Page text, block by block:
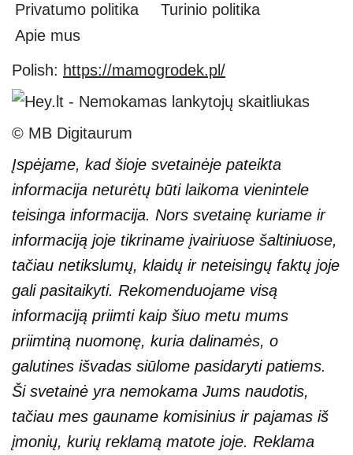
Privatumo politika
Turinio politika
Apie mus
Polish: https://mamogrodek.pl/
© MB Digitaurum
Įspėjame, kad šioje svetainėje pateikta
informacija neturėtų būti laikoma vienintele
teisinga informacija. Nors svetainę kuriame ir
informaciją joje tikriname įvairiuose šaltiniuose,
tačiau netikslumų, klaidų ir neteisingų faktų joje
gali pasitaikyti. Rekomenduojame visą
informaciją priimti kaip šiuo metu mums
priimtiną nuomonę, kuria dalinamės, o
galutines išvadas siūlome pasidaryti patiems.
Ši svetainė yra nemokama Jums naudotis,
tačiau mes gauname komisinius ir pajamas iš
įmonių, kurių reklamą matote joje. Reklama